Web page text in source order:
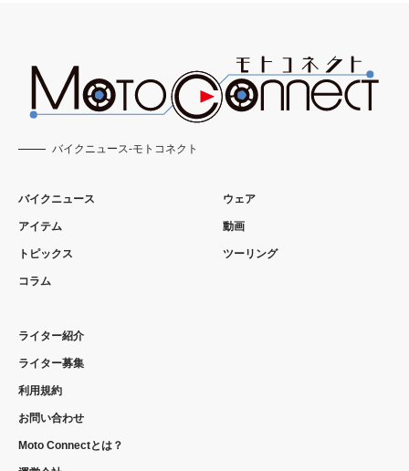
バイクニュース-モトコネクト
バイクニュース
アイテム
トピックス
コラム
ウェア
動画
ツーリング
ライター紹介
ライター募集
利用規約
お問い合わせ
Moto Connectとは？